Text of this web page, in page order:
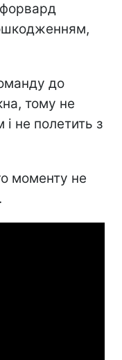
до
тому не
не полетить з
моменту не